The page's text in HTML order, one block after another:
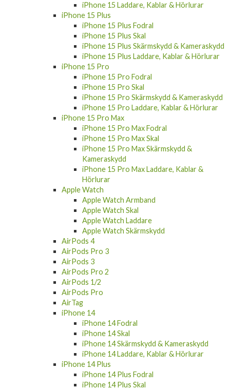
iPhone 15 Laddare, Kablar & Hörlurar
iPhone 15 Plus
iPhone 15 Plus Fodral
iPhone 15 Plus Skal
iPhone 15 Plus Skärmskydd & Kameraskydd
iPhone 15 Plus Laddare, Kablar & Hörlurar
iPhone 15 Pro
iPhone 15 Pro Fodral
iPhone 15 Pro Skal
iPhone 15 Pro Skärmskydd & Kameraskydd
iPhone 15 Pro Laddare, Kablar & Hörlurar
iPhone 15 Pro Max
iPhone 15 Pro Max Fodral
iPhone 15 Pro Max Skal
iPhone 15 Pro Max Skärmskydd &
Kameraskydd
iPhone 15 Pro Max Laddare, Kablar &
Hörlurar
Apple Watch
Apple Watch Armband
Apple Watch Skal
Apple Watch Laddare
Apple Watch Skärmskydd
AirPods 4
AirPods Pro 3
AirPods 3
AirPods Pro 2
AirPods 1/2
AirPods Pro
AirTag
iPhone 14
iPhone 14 Fodral
iPhone 14 Skal
iPhone 14 Skärmskydd & Kameraskydd
iPhone 14 Laddare, Kablar & Hörlurar
iPhone 14 Plus
iPhone 14 Plus Fodral
iPhone 14 Plus Skal